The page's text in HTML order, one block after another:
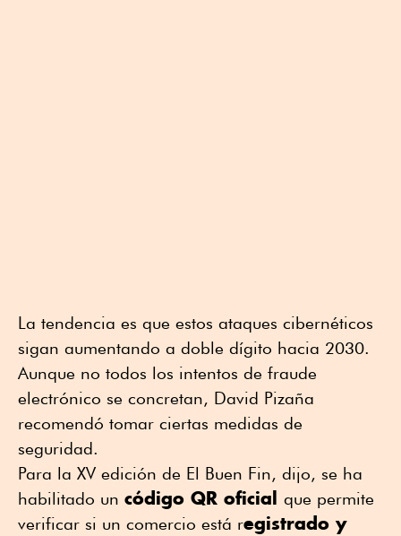
La tendencia es que estos ataques cibernéticos
sigan aumentando a doble dígito hacia 2030.
Aunque no todos los intentos de fraude
electrónico se concretan, David Pizaña
recomendó tomar ciertas medidas de
seguridad.
Para la XV edición de El Buen Fin, dijo, se ha
habilitado un código QR oficial que permite
verificar si un comercio está registrado y